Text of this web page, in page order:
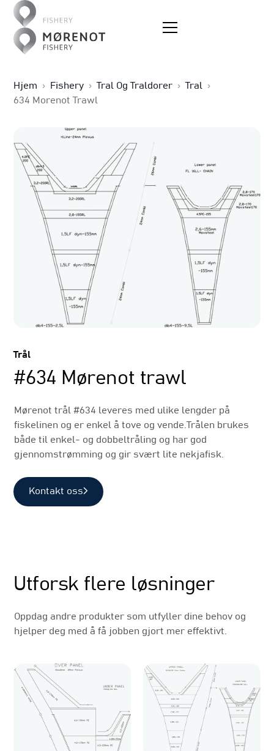
Hjem › Fishery › Tral Og Traldorer › Tral
›
634 Morenot Trawl
Trål
#634 Mørenot trawl
Mørenot trål #634 leveres med ulike lengder på
fiskelinen og er enkel å tove og vende.Trålen brukes
både til enkel- og dobbeltråling og har god
gjennomstrømming og gir svært lite nekjafisk.
Kontakt oss
Utforsk flere løsninger
Oppdag andre produkter som utfyller dine behov og
hjelper deg med å få jobben gjort mer effektivt.